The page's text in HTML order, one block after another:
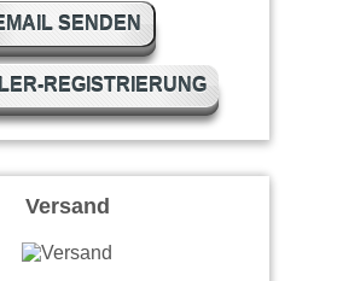
SENDEN
REGISTRIERUNG
Versand